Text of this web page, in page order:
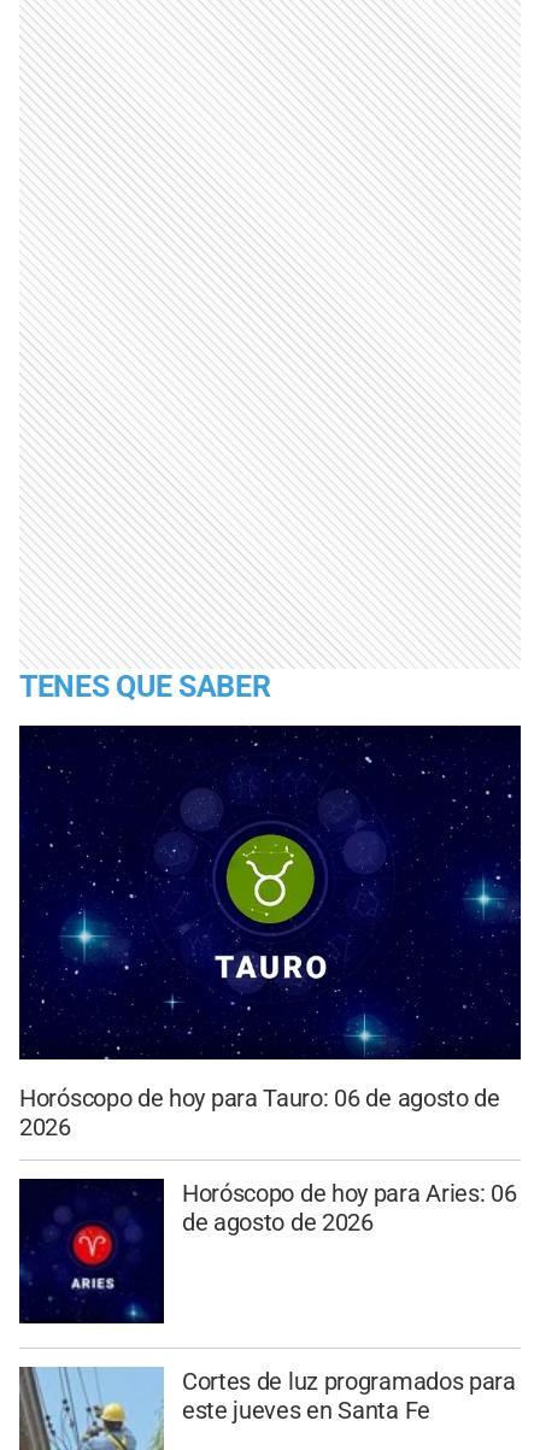
TENES QUE SABER
Horóscopo de hoy para Tauro: 06 de agosto de
2026
Horóscopo de hoy para Aries: 06
de agosto de 2026
Cortes de luz programados para
este jueves en Santa Fe